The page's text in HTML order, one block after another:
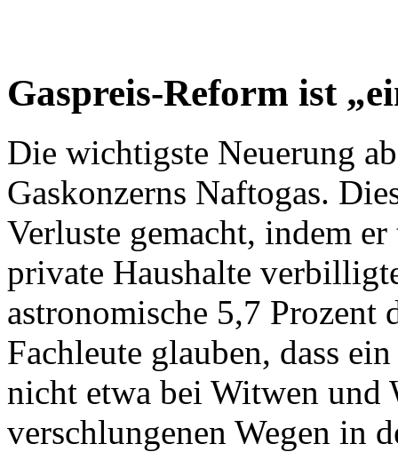
Gaspreis-Reform ist
Die wichtigste Neuerung
Gaskonzerns Naftogas.
Verluste gemacht, indem
private Haushalte
astronomische 5,7
Fachleute glauben, dass
nicht etwa bei Witwen und
verschlungenen Wegen in